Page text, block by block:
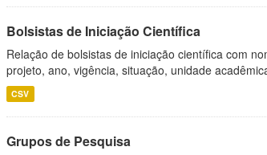
Bolsistas de Iniciação Científica
Relação de bolsistas de iniciação científica com
projeto, ano, vigência, situação, unidade
CSV
Grupos de Pesquisa